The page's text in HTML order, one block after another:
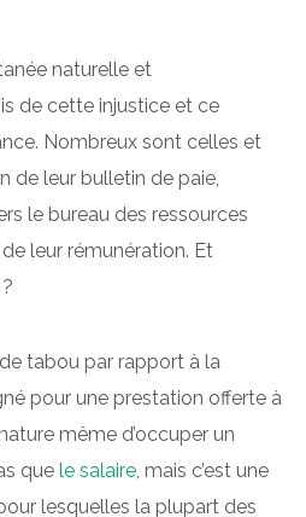
naturelle et
de cette injustice et ce
Nombreux sont celles et
de leur bulletin de paie,
le bureau des ressources
leur rémunération. Et
tabou par rapport à la
pour une prestation offerte à
même d’occuper un
que le salaire , mais c’est une
lesquelles la plupart des